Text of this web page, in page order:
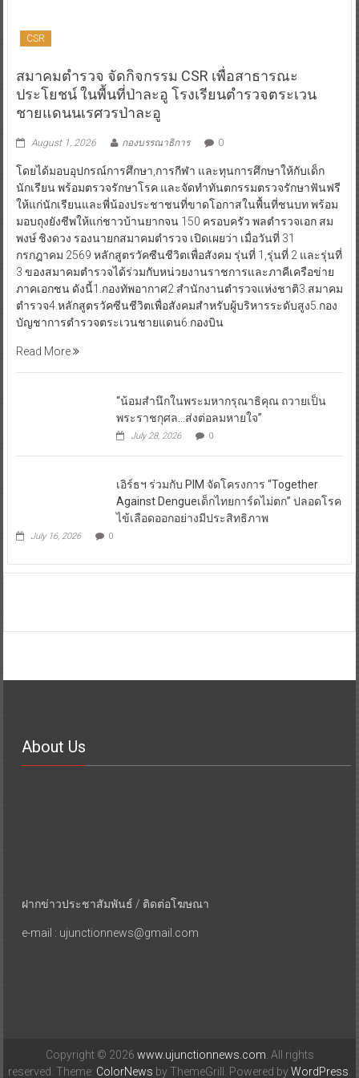
CSR
สมาคมตำรวจ จัดกิจกรรม CSR เพื่อสาธารณะ
ประโยชน์ ในพื้นที่ป่าละอู โรงเรียนตำรวจตระเวน
ชายแดนนเรศวรป่าละอู
August 1, 2026 กองบรรณาธิการ 0
โดยได้มอบอุปกรณ์การศึกษา,การกีฬา และทุนการศึกษาให้กับเด็ก
นักเรียน พร้อมตรวจรักษาโรค และจัดทำทันตกรรมตรวจรักษาฟันฟรี
ให้แก่นักเรียนและพี่น้องประชาชนที่ขาดโอกาสในพื้นที่ชนบท พร้อม
มอบถุงยังชีพให้แก่ชาวบ้านยากจน 150 ครอบครัว พลตำรวจเอก สม
พงษ์ ชิงดวง รองนายกสมาคมตำรวจ เปิดเผยว่า เมื่อวันที่ 31
กรกฎาคม 2569 หลักสูตรวัคซีนชีวิตเพื่อสังคม รุ่นที่ 1,รุ่นที่ 2 และรุ่นที่
3 ของสมาคมตำรวจได้ร่วมกับหน่วยงานราชการและภาคีเครือข่าย
ภาคเอกชน ดังนี้1.กองทัพอากาศ2.สำนักงานตำรวจแห่งชาติ3.สมาคม
ตำรวจ4.หลักสูตรวัคซีนชีวิตเพื่อสังคมสำหรับผู้บริหารระดับสูง5.กอง
บัญชาการตำรวจตระเวนชายแดน6.กองบิน
Read More
“น้อมสำนึกในพระมหากรุณาธิคุณ ถวายเป็น
พระราชกุศล…ส่งต่อลมหายใจ”
July 28, 2026 0
เอิร์ธฯ ร่วมกับ PIM จัดโครงการ “Together
Against Dengueเด็กไทยการ์ดไม่ตก” ปลอดโรค
ไข้เลือดออกอย่างมีประสิทธิภาพ
July 16, 2026 0
About Us
ฝากข่าวประชาสัมพันธ์ / ติดต่อโฆษณา
e-mail : ujunctionnews@gmail.com
Copyright © 2026 www.ujunctionnews.com . All rights
reserved. Theme: ColorNews by ThemeGrill. Powered byWordPress